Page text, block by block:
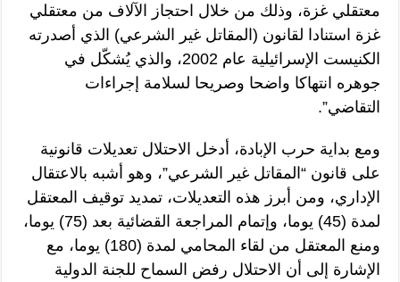
معتقلي غزة، وذلك من خلال احتجاز الآلاف من معتقلي
غزة استنادا لقانون (المقاتل غير الشرعي) الذي أصدرته
الكنيست الإسرائيلية عام 2002، والذي يُشكّل في
جوهره انتهاكا واضحا وصريحا لسلامة إجراءات
التقاضي”.
ومع بداية حرب الإبادة، أدخل الاحتلال تعديلات قانونية
على قانون “المقاتل غير الشرعي”، وهو أشبه بالاعتقال
الإداري، ومن أبرز هذه التعديلات، تمديد توقيف المعتقل
لمدة (45) يوما، وإتمام المراجعة القضائية بعد (75) يوما،
ومنع المعتقل من لقاء المحامي لمدة (180) يوما، مع
الإشارة إلى أن الاحتلال رفض السماح للجنة الدولية